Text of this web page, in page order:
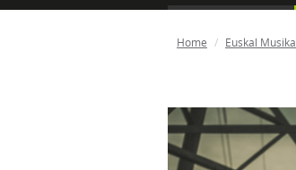
Home Euskal Musika